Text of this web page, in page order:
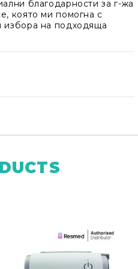
благодарности за г-жа
която ми помогна с
избора на подходяща